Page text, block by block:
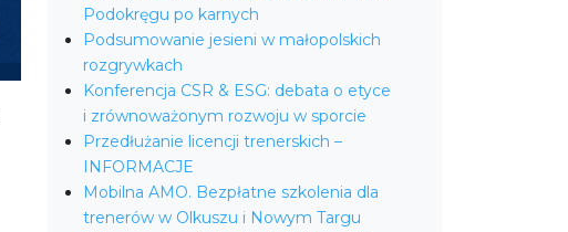
Podokręgu po karnych
Podsumowanie jesieni w małopolskich
rozgrywkach
Konferencja CSR & ESG: debata o etyce
i zrównoważonym rozwoju w sporcie
Przedłużanie licencji trenerskich –
INFORMACJE
Mobilna AMO. Bezpłatne szkolenia dla
trenerów w Olkuszu i Nowym Targu